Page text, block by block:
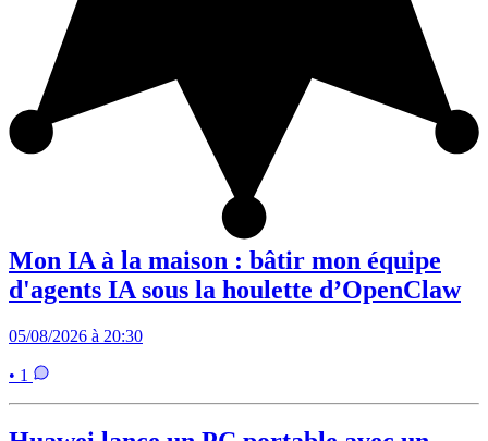
Mon IA à la maison : bâtir mon équipe
d'agents IA sous la houlette d’OpenClaw
05/08/2026 à 20:30
• 1